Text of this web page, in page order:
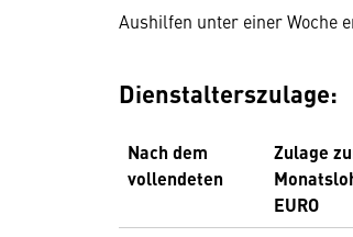
Aushilfen unter einer Woche
Dienstalterszulage:
Nach dem
vollendeten
Zulage
EURO